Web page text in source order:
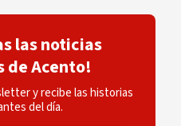
las noticias
de Acento!
y recibe las historias
del día.